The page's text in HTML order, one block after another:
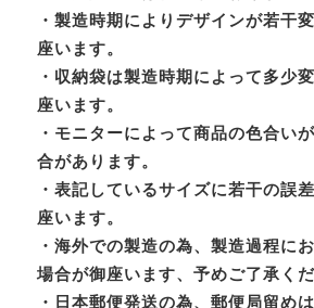
・製造時期によりデザインが若干
座います。
・収納袋は製造時期によって多少
座います。
・モニターによって商品の色合い
合があります。
・表記しているサイズに若干の誤
座います。
・海外での製造の為、製造過程に
場合が御座います、予めご了承くだ
・日本郵便発送の為、郵便局留め